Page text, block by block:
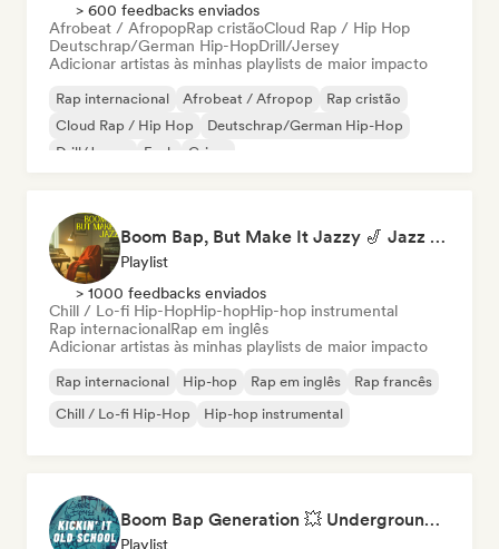
> 600 feedbacks enviados
Afrobeat / AfropopRap cristãoCloud Rap / Hip Hop
Deutschrap/German Hip-HopDrill/Jersey
Adicionar artistas às minhas playlists de maior impacto
Rap internacional Afrobeat / Afropop
Rap cristão
Cloud Rap / Hip Hop
Deutschrap/German Hip-Hop
Drill/Jersey
Funk Grime
Boom Bap, But Make It Jazzy 🎷 Jazz Rap, Underground & Conscious Hip-Hop
Playlist
> 1000 feedbacks enviados
Chill / Lo-fi Hip-HopHip-hopHip-hop instrumental
Rap internacionalRap em inglês
Adicionar artistas às minhas playlists de maior impacto
Rap internacional Hip-hop Rap em inglês
Rap francês
Chill / Lo-fi Hip-Hop
Hip-hop instrumental
Boom Bap Generation 💥 Underground Hip-Hop, East Coast & Jazz Rap
Playlist